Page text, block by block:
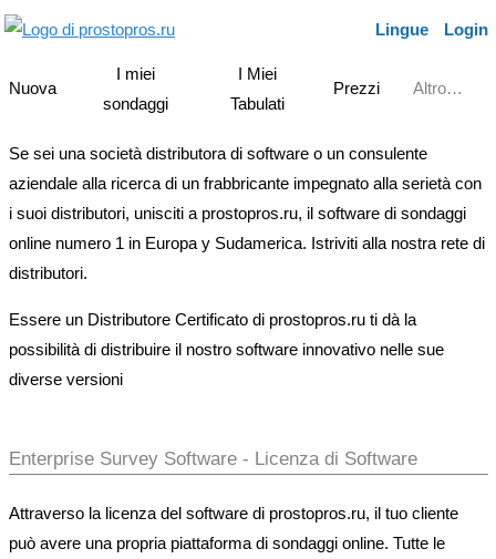
Login
Lingue
Nuova
I miei
sondaggi
I Miei
Tabulati
Prezzi Altro…
Se sei una società distributora di software o un consulente
aziendale alla ricerca di un frabbricante impegnato alla serietà con
i suoi distributori, unisciti a prostopros.ru, il software di sondaggi
online numero 1 in Europa y Sudamerica. Istriviti alla nostra rete di
distributori.
Essere un Distributore Certificato di prostopros.ru ti dà la
possibilità di distribuire il nostro software innovativo nelle sue
diverse versioni
Enterprise Survey Software - Licenza di Software
Attraverso la licenza del software di prostopros.ru, il tuo cliente
può avere una propria piattaforma di sondaggi online. Tutte le